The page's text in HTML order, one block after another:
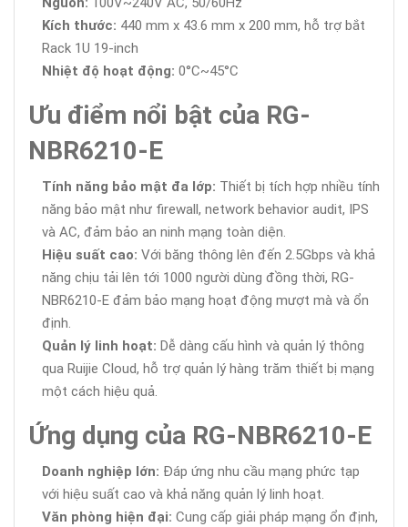
Kích thước: 440 mm x 43.6 mm x 200 mm, hỗ trợ bắt
Rack 1U 19-inch
Nhiệt độ hoạt động: 0°C~45°C
Ưu điểm nổi bật của RG-
NBR6210-E
Tính năng bảo mật đa lớp: Thiết bị tích hợp nhiều tính
năng bảo mật như firewall, network behavior audit, IPS
và AC, đảm bảo an ninh mạng toàn diện.
Hiệu suất cao: Với băng thông lên đến 2.5Gbps và khả
năng chịu tải lên tới 1000 người dùng đồng thời, RG-
NBR6210-E đảm bảo mạng hoạt động mượt mà và ổn
định.
Quản lý linh hoạt: Dễ dàng cấu hình và quản lý thông
qua Ruijie Cloud, hỗ trợ quản lý hàng trăm thiết bị mạng
một cách hiệu quả.
Ứng dụng của RG-NBR6210-E
Doanh nghiệp lớn: Đáp ứng nhu cầu mạng phức tạp
với hiệu suất cao và khả năng quản lý linh hoạt.
Văn phòng hiện đại: Cung cấp giải pháp mạng ổn định,